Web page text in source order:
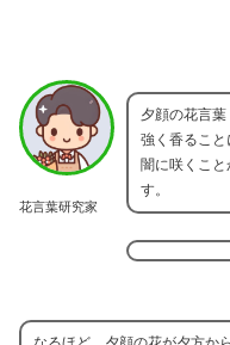
花言葉研究家
夕顔の花言
強く香るこ
闇に咲くこ
す。